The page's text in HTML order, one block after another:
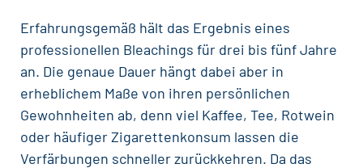
Erfahrungsgemäß hält das Ergebnis eines
professionellen Bleachings für drei bis fünf Jahre
an. Die genaue Dauer hängt dabei aber in
erheblichem Maße von ihren persönlichen
Gewohnheiten ab, denn viel Kaffee, Tee, Rotwein
oder häufiger Zigarettenkonsum lassen die
Verfärbungen schneller zurückkehren. Da das